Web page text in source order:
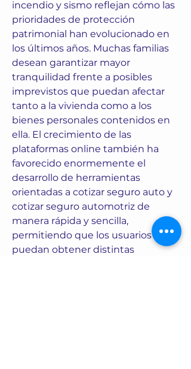
incendio y sismo reflejan cómo las
prioridades de protección
patrimonial han evolucionado en
los últimos años. Muchas familias
desean garantizar mayor
tranquilidad frente a posibles
imprevistos que puedan afectar
tanto a la vivienda como a los
bienes personales contenidos en
ella. El crecimiento de las
plataformas online también ha
favorecido enormemente el
desarrollo de herramientas
orientadas a cotizar seguro auto y
cotizar seguro automotriz de
manera rápida y sencilla,
permitiendo que los usuarios
puedan obtener distintas